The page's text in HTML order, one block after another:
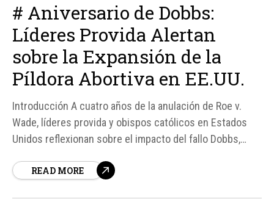
# Aniversario de Dobbs:
Líderes Provida Alertan
sobre la Expansión de la
Píldora Abortiva en EE.UU.
Introducción A cuatro años de la anulación de Roe v.
Wade, líderes provida y obispos católicos en Estados
Unidos reflexionan sobre el impacto del fallo Dobbs,
pero también expresando preocupación por el aumento
READ MORE